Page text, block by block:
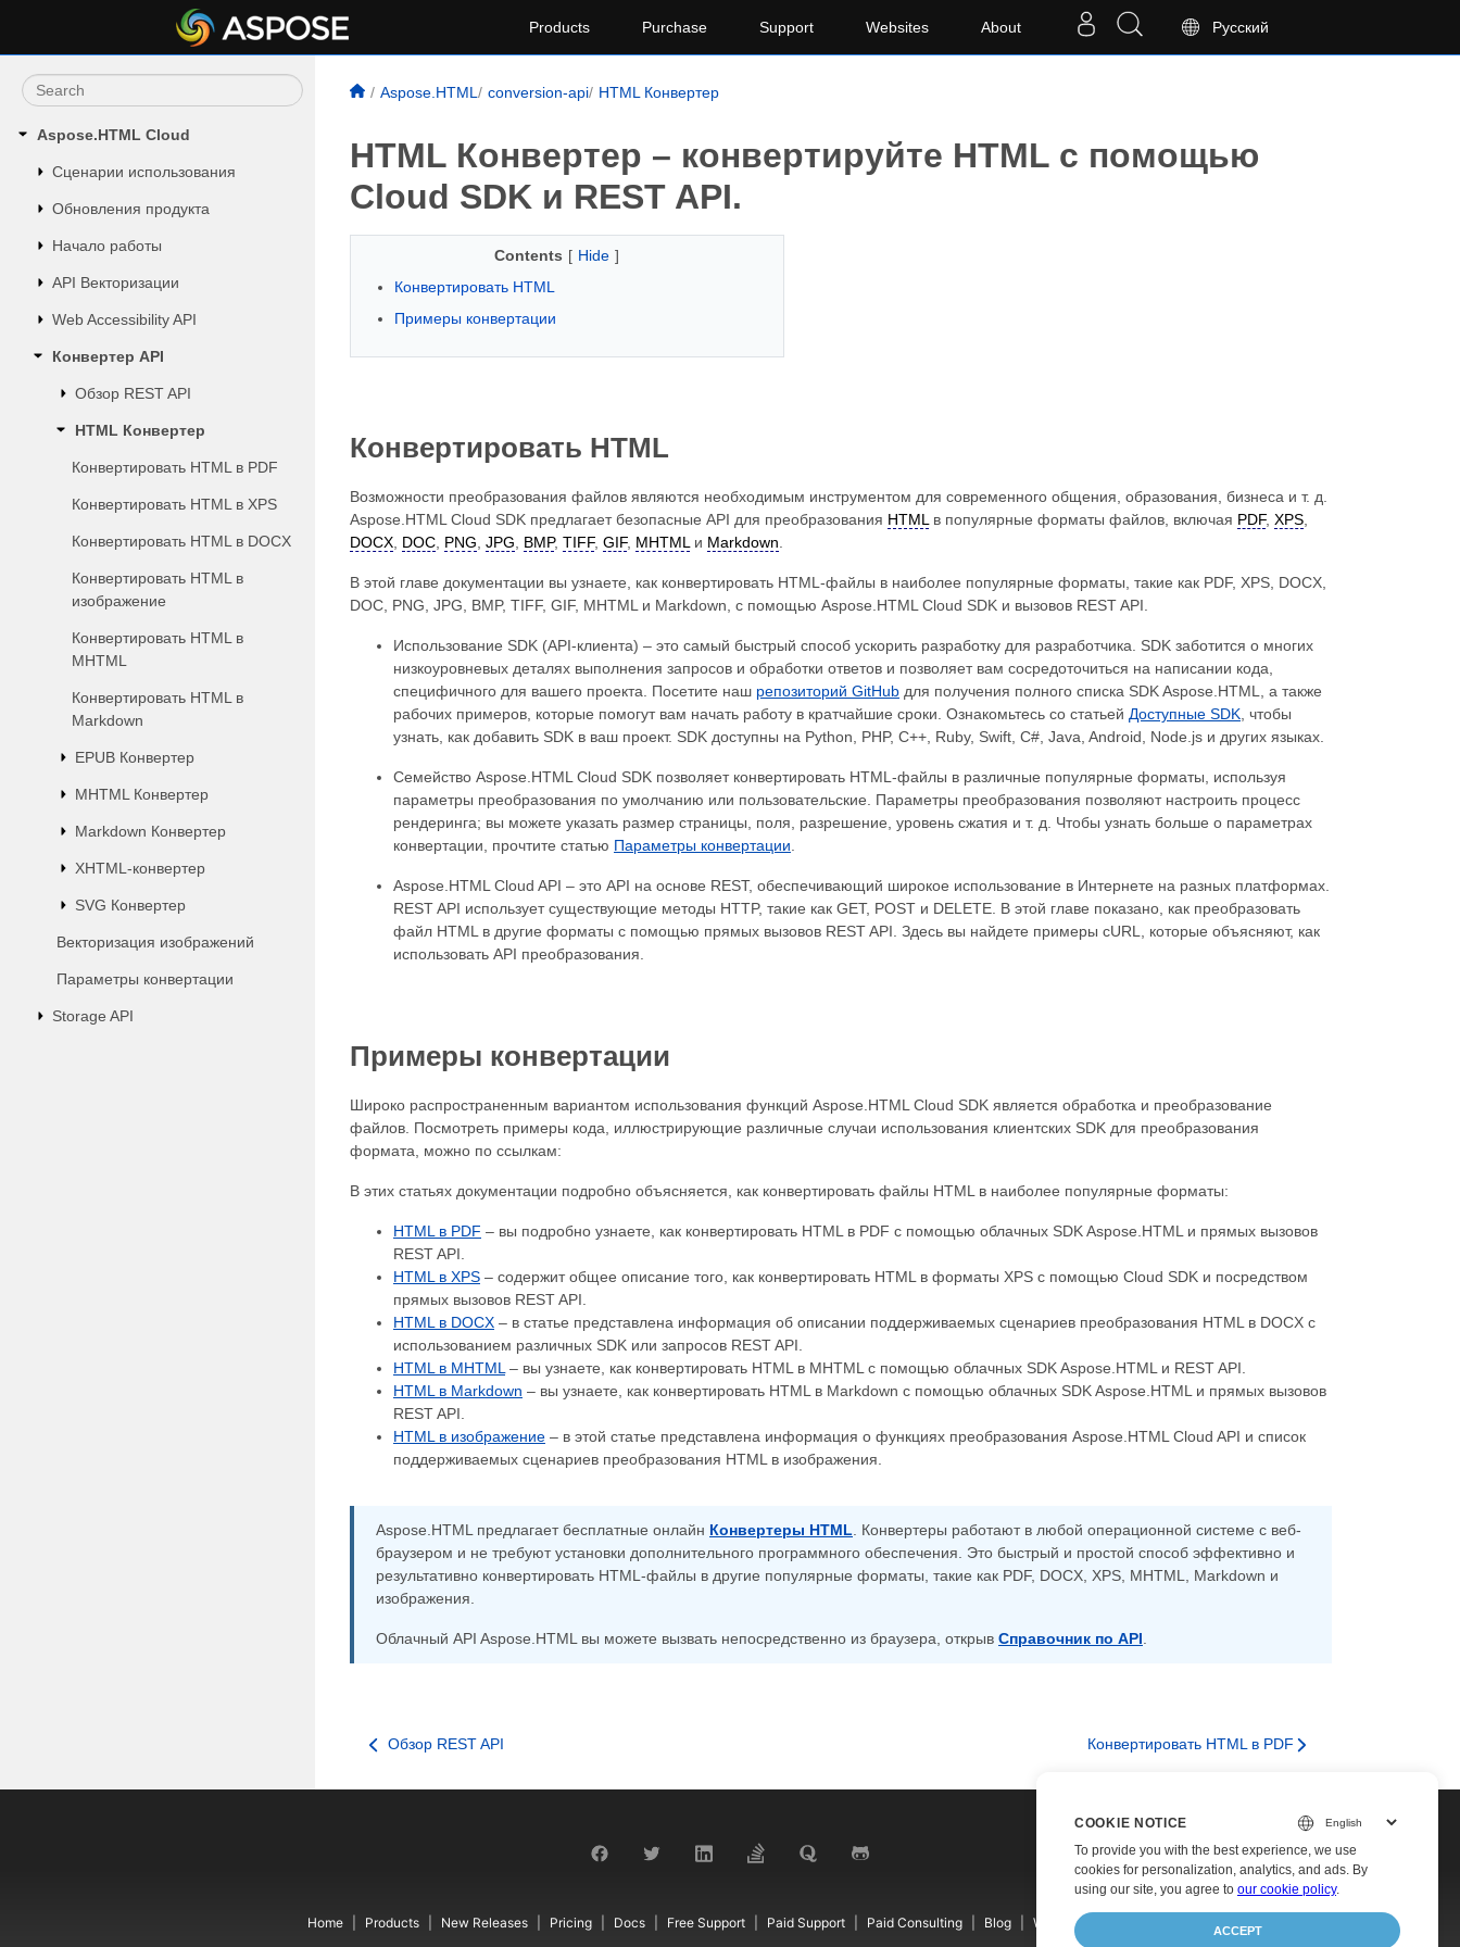
Products Purchase Support Websites About Русский
Aspose.HTML Cloud
Сценарии использования
Обновления продукта
Начало работы
API Векторизации
Web Accessibility API
Конвертер API
Обзор REST API
HTML Конвертер
Конвертировать HTML в PDF
Конвертировать HTML в XPS
Конвертировать HTML в DOCX
Конвертировать HTML в
изображение
Конвертировать HTML в
MHTML
Конвертировать HTML в
Markdown
EPUB Конвертер
MHTML Конвертер
Markdown Конвертер
XHTML-конвертер
SVG Конвертер
Векторизация изображений
Параметры конвертации
Storage API
Aspose.HTML conversion-api HTML Конвертер
HTML Конвертер – конвертируйте HTML с помощью
Cloud SDK и REST API.
Contents [ Hide ]
Конвертировать HTML
Примеры конвертации
Конвертировать HTML
Возможности преобразования файлов являются необходимым инструментом для современного общения, образования, бизнеса и т. д.
Aspose.HTML Cloud SDK предлагает безопасные API для преобразования HTML в популярные форматы файлов, включая PDF, XPS
DOCX DOC PNG JPG BMP, TIFF, GIF, MHTML и Markdown
В этой главе документации вы узнаете, как конвертировать HTML-файлы в наиболее популярные форматы, такие как PDF, XPS, DOCX,
DOC, PNG, JPG, BMP, TIFF, GIF, MHTML и Markdown, с помощью Aspose.HTML Cloud SDK и вызовов REST API.
Использование SDK (API-клиента) – это самый быстрый способ ускорить разработку для разработчика. SDK заботится о многих
низкоуровневых деталях выполнения запросов и обработки ответов и позволяет вам сосредоточиться на написании кода,
специфичного для вашего проекта. Посетите наш репозиторий GitHub для получения полного списка SDK Aspose.HTML, а также
рабочих примеров, которые помогут вам начать работу в кратчайшие сроки. Ознакомьтесь со статьей Доступные SDK , чтобы
узнать, как добавить SDK в ваш проект. SDK доступны на Python, PHP, C++, Ruby, Swift, C#, Java, Android, Node.js и других языках.
Семейство Aspose.HTML Cloud SDK позволяет конвертировать HTML-файлы в различные популярные форматы, используя
параметры преобразования по умолчанию или пользовательские. Параметры преобразования позволяют настроить процесс
рендеринга; вы можете указать размер страницы, поля, разрешение, уровень сжатия и т. д. Чтобы узнать больше о параметрах
конвертации, прочтите статью Параметры конвертации
Aspose.HTML Cloud API – это API на основе REST, обеспечивающий широкое использование в Интернете на разных платформах.
REST API использует существующие методы HTTP, такие как GET, POST и DELETE. В этой главе показано, как преобразовать
файл HTML в другие форматы с помощью прямых вызовов REST API. Здесь вы найдете примеры cURL, которые объясняют, как
использовать API преобразования.
Примеры конвертации
Широко распространенным вариантом использования функций Aspose.HTML Cloud SDK является обработка и преобразование
файлов. Посмотреть примеры кода, иллюстрирующие различные случаи использования клиентских SDK для преобразования
формата, можно по ссылкам:
В этих статьях документации подробно объясняется, как конвертировать файлы HTML в наиболее популярные форматы:
HTML в PDF – вы подробно узнаете, как конвертировать HTML в PDF с помощью облачных SDK Aspose.HTML и прямых вызовов
REST API.
HTML в XPS – содержит общее описание того, как конвертировать HTML в форматы XPS с помощью Cloud SDK и посредством
прямых вызовов REST API.
HTML в DOCX – в статье представлена ​​информация об описании поддерживаемых сценариев преобразования HTML в DOCX с
использованием различных SDK или запросов REST API.
HTML в MHTML – вы узнаете, как конвертировать HTML в MHTML с помощью облачных SDK Aspose.HTML и REST API.
HTML в Markdown – вы узнаете, как конвертировать HTML в Markdown с помощью облачных SDK Aspose.HTML и прямых вызовов
REST API.
HTML в изображение – в этой статье представлена ​​информация о функциях преобразования Aspose.HTML Cloud API и список
поддерживаемых сценариев преобразования HTML в изображения.
Aspose.HTML предлагает бесплатные онлайн Конвертеры HTML . Конвертеры работают в любой операционной системе с веб-
браузером и не требуют установки дополнительного программного обеспечения. Это быстрый и простой способ эффективно и
результативно конвертировать HTML-файлы в другие популярные форматы, такие как PDF, DOCX, XPS, MHTML, Markdown и
изображения.
Облачный API Aspose.HTML вы можете вызвать непосредственно из браузера, открыв Справочник по API
Обзор REST API Конвертировать HTML в PDF
Home Products New Releases Pricing Docs Free Support Paid Support Paid Consulting Blog Websites
COOKIE NOTICE
To provide you with the best experience, we use
cookies for personalization, analytics, and ads. By
using our site, you agree to our cookie policy.
ACCEPT